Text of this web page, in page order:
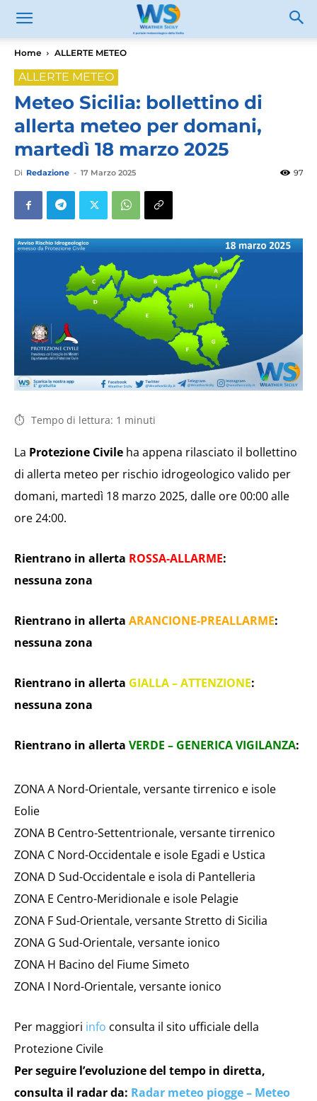
Home ALLERTE METEO
ALLERTE METEO
Meteo Sicilia: bollettino di
allerta meteo per domani,
martedì 18 marzo 2025
Di Redazione - 17 Marzo 2025 97
Tempo di lettura: 1 minuti
La Protezione Civile ha appena rilasciato il bollettino
di allerta meteo per rischio idrogeologico valido per
domani, martedì 18 marzo 2025, dalle ore 00:00 alle
ore 24:00.
Rientrano in allerta ROSSA-ALLARME:
nessuna zona
Rientrano in allerta ARANCIONE-PREALLARME:
nessuna zona
Rientrano in allerta GIALLA – ATTENZIONE:
nessuna zona
Rientrano in allerta VERDE – GENERICA VIGILANZA:
ZONA A Nord-Orientale, versante tirrenico e isole
Eolie
ZONA B Centro-Settentrionale, versante tirrenico
ZONA C Nord-Occidentale e isole Egadi e Ustica
ZONA D Sud-Occidentale e isola di Pantelleria
ZONA E Centro-Meridionale e isole Pelagie
ZONA F Sud-Orientale, versante Stretto di Sicilia
ZONA G Sud-Orientale, versante ionico
ZONA H Bacino del Fiume Simeto
ZONA I Nord-Orientale, versante ionico
Per maggiori info consulta il sito ufficiale della
Protezione Civile
Per seguire l’evoluzione del tempo in diretta,
consulta il radar da: Radar meteo piogge – Meteo